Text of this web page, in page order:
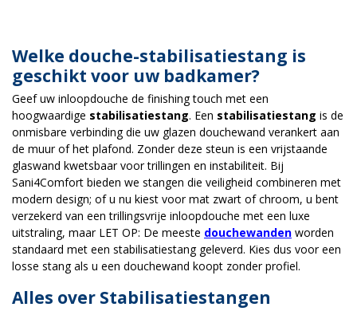
Welke douche-stabilisatiestang is
geschikt voor uw badkamer?
Geef uw inloopdouche de finishing touch met een
hoogwaardige stabilisatiestang. Een stabilisatiestang is de
onmisbare verbinding die uw glazen douchewand verankert aan
de muur of het plafond. Zonder deze steun is een vrijstaande
glaswand kwetsbaar voor trillingen en instabiliteit. Bij
Sani4Comfort bieden we stangen die veiligheid combineren met
modern design; of u nu kiest voor mat zwart of chroom, u bent
verzekerd van een trillingsvrije inloopdouche met een luxe
uitstraling, maar LET OP: De meeste douchewanden worden
standaard met een stabilisatiestang geleverd. Kies dus voor een
losse stang als u een douchewand koopt zonder profiel.
Alles over Stabilisatiestangen